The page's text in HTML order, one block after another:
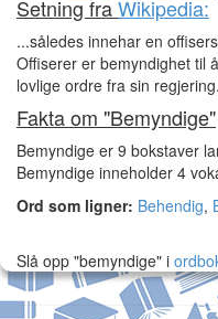
Setning fraWikipedia:
...således innehar en
Offiserer er bemyndighet til
lovlige ordre fra sin
Fakta om "Bemyndige"
Bemyndige er 9 bokstaver
Bemyndige inneholder 4
Ord som ligner: Behendig,
Slå opp "bemyndige" i